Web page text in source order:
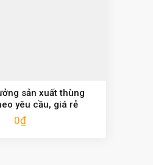
sản xuất thùng
yêu cầu, giá rẻ
0₫